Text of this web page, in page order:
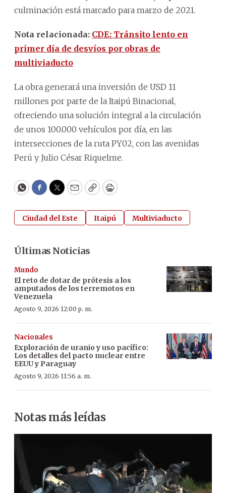
culminación está marcado para marzo de 2021.
Nota relacionada: CDE: Tránsito lento en
primer día de desvíos por obras de
multiviaducto
La obra generará una inversión de USD 11
millones por parte de la Itaipú Binacional,
ofreciendo una solución integral a la circulación
de unos 100.000 vehículos por día, en las
intersecciones de la ruta PY02, con las avenidas
Perú y Julio César Riquelme.
WhatsApp
Facebook
Twitter
EmailCopyPrint
Ciudad del Este Itaipú Multiviaducto
Últimas Noticias
Mundo
El reto de dotar de prótesis a los
amputados de los terremotos en
Venezuela
Agosto 9, 2026 12:00 p. m.
Nacionales
Exploración de uranio y uso pacífico:
Los detalles del pacto nuclear entre
EEUU y Paraguay
Agosto 9, 2026 11:56 a. m.
Notas más leídas